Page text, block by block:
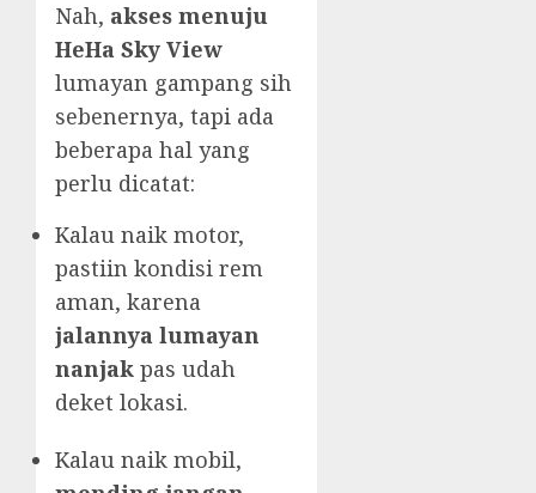
Nah, akses menuju
HeHa Sky View
lumayan gampang sih
sebenernya, tapi ada
beberapa hal yang
perlu dicatat:
Kalau naik motor,
pastiin kondisi rem
aman, karena
jalannya lumayan
nanjak pas udah
deket lokasi.
Kalau naik mobil,